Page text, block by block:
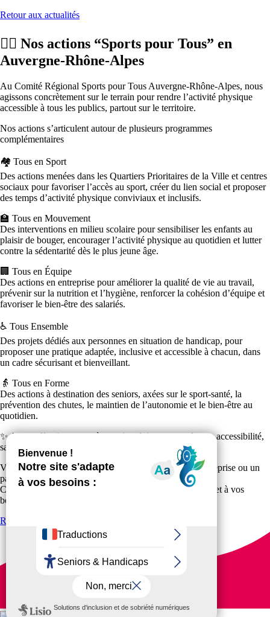
Retour aux actualités
🏃‍♀️ Nos actions “Sports pour Tous” en
Auvergne-Rhône-Alpes
Au Comité Régional Sports pour Tous Auvergne-Rhône-Alpes, nous
agissons concrètement sur le terrain pour rendre l’activité physique
accessible à tous les publics, partout sur le territoire.
Nos actions s’articulent autour de plusieurs programmes
complémentaires
🏘️ Tous en Sport
Des actions menées dans les Quartiers Prioritaires de la Ville et centres
sociaux pour favoriser l’accès au sport, créer du lien social et proposer
des temps d’activité physique conviviaux et inclusifs.
🏫 Tous en Mouvement
Des interventions en milieu scolaire pour sensibiliser les enfants au
plaisir de bouger, encourager l’activité physique au quotidien et lutter
contre la sédentarité dès le plus jeune âge.
🏢 Tous en Équipe
Des actions en entreprise pour améliorer la qualité de vie au travail,
prévenir sur la nutrition et l’hygiène, renforcer la cohésion d’équipe et
favoriser le bien-être des salariés.
♿ Tous Ensemble
Des projets dédiés aux personnes en situation de handicap, pour
proposer une pratique adaptée, inclusive et accessible à chacun, dans
un cadre sécurisant et bienveillant.
👵 Tous en Forme
Des actions à destination des seniors, axées sur le sport-santé, la
prévention des chutes, le maintien de l’autonomie et le bien-être au
quotidien.
✨ Autant d’actions concrètes qui traduisent nos valeurs : accessibilité,
santé, inclusion et lien social.
Vous êtes une collectivité, une structure sociale, une entreprise ou un
partenaire ?
Construisons ensemble des projets adaptés à vos publics et à vos
besoins.
Retour aux actualités